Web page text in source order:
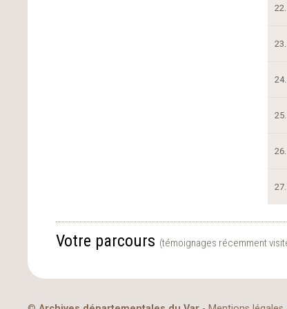
22.
23.
24.
25.
26.
27.
Votre parcours (témoignages récemment